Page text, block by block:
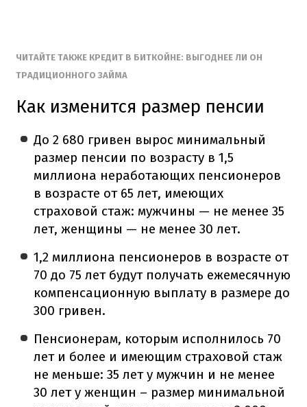
ЧИТАЙТЕ ТАКЖЕ КРЕДИТ В БИТКОЙНЕ: ВЫГОДНЕЕ ЛИ ОН
ТРАДИЦИОННОГО ЗАЙМА
Как изменится размер пенсии
До 2 680 гривен вырос минимальный
размер пенсии по возрасту в 1,5
миллиона неработающих пенсионеров
в возрасте от 65 лет, имеющих
страховой стаж: мужчины — не менее 35
лет, женщины — не менее 30 лет.
1,2 миллиона пенсионеров в возрасте от
70 до 75 лет будут получать ежемесячную
компенсационную выплату в размере до
300 гривен.
Пенсионерам, которым исполнилось 70
лет и более и имеющим страховой стаж
не меньше: 35 лет у мужчин и не менее
30 лет у женщин – размер минимальной